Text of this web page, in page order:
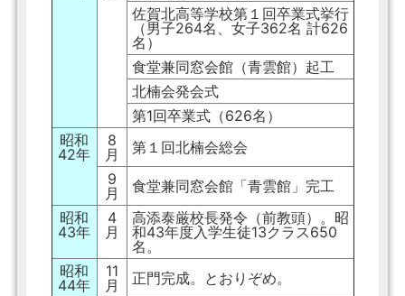
佐賀北高等学校第１回卒業式挙行
（男子264名、女子362名 計626
名）
食堂兼同窓会館（青雲館）起工
北楠会発会式
第1回卒業式（626名）
昭和
42年
8
月
第１回北楠会総会
9
月
食堂兼同窓会館「青雲館」完工
昭和
43年
4
月
高添泰厳校長発令（前教頭）。昭
和43年度入学生徒13クラス650
名。
昭和
44年
11
月
正門完成。とおりぞめ。